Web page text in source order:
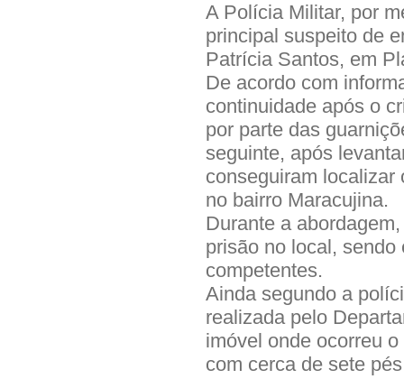
A Polícia Militar, por
principal suspeito de
Patrícia Santos, em
De acordo com
continuidade após o
por parte das
seguinte, após
conseguiram localizar
no bairro Maracujina.
Durante a
prisão no local,
competentes.
Ainda segundo a
realizada pelo
imóvel onde ocorreu
com cerca de sete